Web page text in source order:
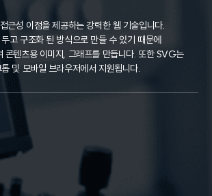
근성 이점을 제공하는 강력한 웹 기술입니다.
고 구조화 된 방식으로 만들 수 있기 때문에
텐츠용 이미지, 그래프를 만듭니다. 또한 SVG는
및 모바일 브라우저에서 지원됩니다.